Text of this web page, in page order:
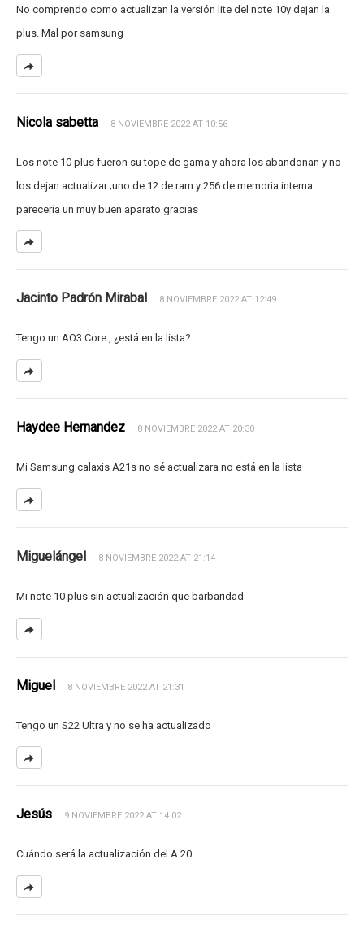
No comprendo como actualizan la versión lite del note 10y dejan la
plus. Mal por samsung
Nicola sabetta 8 NOVIEMBRE 2022 AT 10:56
Los note 10 plus fueron su tope de gama y ahora los abandonan y no
los dejan actualizar ;uno de 12 de ram y 256 de memoria interna
parecería un muy buen aparato gracias
Jacinto Padrón Mirabal 8 NOVIEMBRE 2022 AT 12:49
Tengo un AO3 Core , ¿está en la lista?
Haydee Hernandez 8 NOVIEMBRE 2022 AT 20:30
Mi Samsung calaxis A21s no sé actualizara no está en la lista
Miguelángel 8 NOVIEMBRE 2022 AT 21:14
Mi note 10 plus sin actualización que barbaridad
Miguel 8 NOVIEMBRE 2022 AT 21:31
Tengo un S22 Ultra y no se ha actualizado
Jesús 9 NOVIEMBRE 2022 AT 14:02
Cuándo será la actualización del A 20